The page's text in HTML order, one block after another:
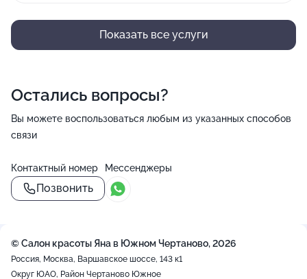
Показать все услуги
Остались вопросы?
Вы можете воспользоваться любым из указанных способов
связи
Контактный номер
Позвонить
Мессенджеры
© Салон красоты Яна в Южном Чертаново, 2026
Россия, Москва, Варшавское шоссе, 143 к1
Округ ЮАО, Район Чертаново Южное